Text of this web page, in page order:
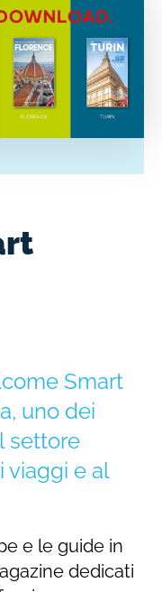
Smart
uno dei
settore
viaggi e al
e le guide in
dedicati